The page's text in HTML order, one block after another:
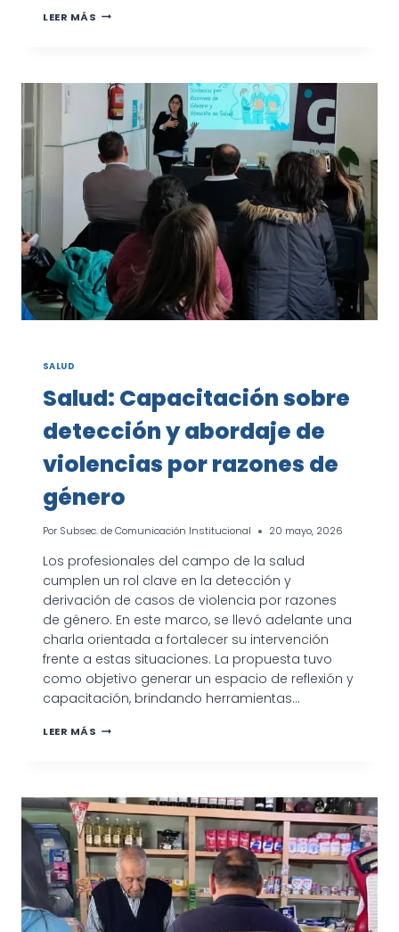
LEER MÁS INICIO
BAHÍA
SAN
BLAS
SALUD
Salud: Capacitación sobre
detección y abordaje de
violencias por razones de
género
Por Subsec. de Comunicación Institucional 20 mayo, 2026
Los profesionales del campo de la salud
cumplen un rol clave en la detección y
derivación de casos de violencia por razones
de género. En este marco, se llevó adelante una
charla orientada a fortalecer su intervención
frente a estas situaciones. La propuesta tuvo
como objetivo generar un espacio de reflexión y
capacitación, brindando herramientas…
LEER MÁS SALUD:
ABORDAJE
DE
VIOLENCIAS
POR
RAZONES
DE
GÉNERO